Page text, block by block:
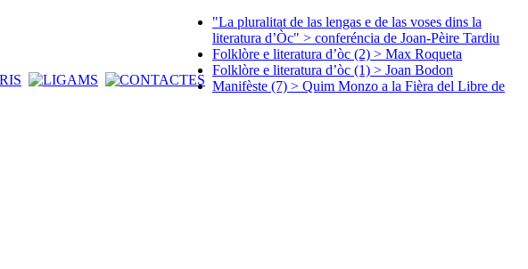
"La pluralitat de las lengas e de las voses dins la
literatura d’Òc" > conferéncia de Joan-Pèire Tardiu
Folklòre e literatura d’òc (2) > Max Roqueta
Folklòre e literatura d’òc (1) > Joan Bodon
Manifèste (7) > Quim Monzo a la Fièra del Libre de